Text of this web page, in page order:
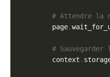
# Attendre la
        page
.
#
        context
.